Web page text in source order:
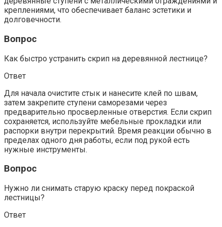
креплениями, что обеспечивает баланс эстетики и
долговечности.
Вопрос
Как быстро устранить скрип на деревянной лестнице?
Ответ
Для начала очистите стык и нанесите клей по швам,
затем закрепите ступени саморезами через
предварительно просверленные отверстия. Если скрип
сохраняется, используйте мебельные прокладки или
распорки внутри перекрытий. Время реакции обычно в
пределах одного дня работы, если под рукой есть
нужные инструменты.
Вопрос
Нужно ли снимать старую краску перед покраской
лестницы?
Ответ